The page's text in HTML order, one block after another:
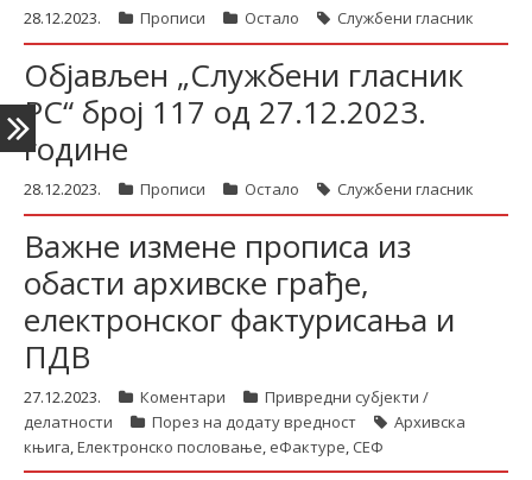
28.12.2023. Прописи Остало Службени гласник
Објављен „Службени гласник
РС“ број 117 од 27.12.2023.
године
28.12.2023. Прописи Остало Службени гласник
Важне измене прописа из
обасти архивске грађе,
електронског фактурисања и
ПДВ
27.12.2023. Коментари
Привредни субјекти /
делатности
Порез на додату вредност
Архивска
књига,Електронско пословање, еФактуре, СЕФ